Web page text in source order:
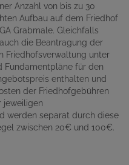
Anzahl von bis zu 30
Aufbau auf dem Friedhof
Grabmale. Gleichfalls
die Beantragung der
Friedhofsverwaltung unter
Fundamentpläne für den
enthalten und
der Friedhofgebühren
jeweiligen
werden separat durch diese
zwischen 20€ und 100€.